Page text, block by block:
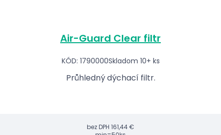
Air-Guard Clear filtr
KÓD: 1790000Skladom 10+ ks
Průhledný dýchací filtr.
bez DPH 161,44 €